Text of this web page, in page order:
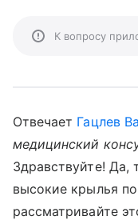
К вопросу
Отвечает Гацлев
медицинский
Здравствуйте! Да,
высокие крылья
рассматривайте